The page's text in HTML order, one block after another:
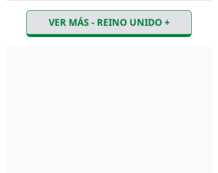
VER MÁS - REINO UNIDO +